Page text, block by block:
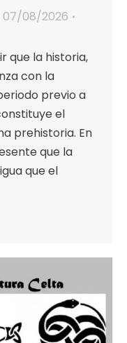
07/08/2026
que la historia,
con la
previo a
el
prehistoria. En
que la
que el